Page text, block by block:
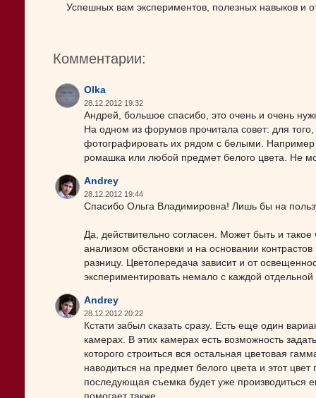
Успешных вам экспериментов, полезных навыков и
Комментарии:
Olka
28.12.2012 19:32
Андрей, большое спасибо, это очень и очень
На одном из форумов прочитала совет: для
фотографировать их рядом с белыми.
ромашка или любой предмет белого цвета. Не
Andrey
28.12.2012 19:44
Спасибо Ольга Владимировна! Лишь бы на
Да, действительно согласен. Может быть и
анализом обстановки и на основании
разницу. Цветопередача зависит и от
экспериментировать немало с каждой
Andrey
28.12.2012 20:22
Кстати забыл сказать сразу. Есть еще один
камерах. В этих камерах есть возможность
которого строиться вся остальная цветовая
наводиться на предмет белого цвета и этот
последующая съемка будет уже производиться